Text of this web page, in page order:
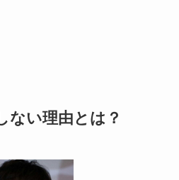
ない理由とは？